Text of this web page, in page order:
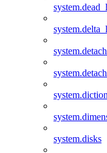
system.disks